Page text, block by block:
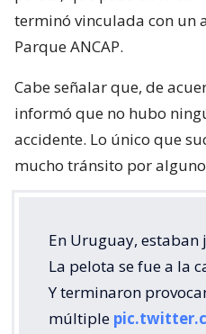
terminó vinculada con un
Parque ANCAP.
Cabe señalar que, de
informó que no hubo
accidente. Lo único que
mucho tránsito por
En Uruguay,
La pelota se fue a la
Y terminaron
múltiple